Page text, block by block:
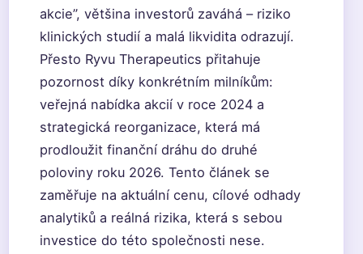
akcie”, většina investorů zaváhá – riziko
klinických studií a malá likvidita odrazují.
Přesto Ryvu Therapeutics přitahuje
pozornost díky konkrétním milníkům:
veřejná nabídka akcií v roce 2024 a
strategická reorganizace, která má
prodloužit finanční dráhu do druhé
poloviny roku 2026. Tento článek se
zaměřuje na aktuální cenu, cílové odhady
analytiků a reálná rizika, která s sebou
investice do této společnosti nese.